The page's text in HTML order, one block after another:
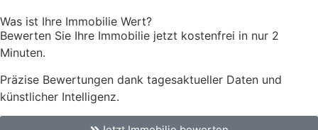
Was ist Ihre Immobilie Wert?
Bewerten Sie Ihre Immobilie jetzt kostenfrei in nur 2
Minuten.
Präzise Bewertungen dank tagesaktueller Daten und
künstlicher Intelligenz.